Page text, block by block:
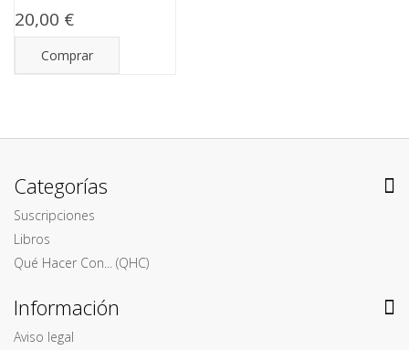
20,00 €
Comprar
Categorías
Suscripciones
Libros
Qué Hacer Con... (QHC)
Información
Aviso legal